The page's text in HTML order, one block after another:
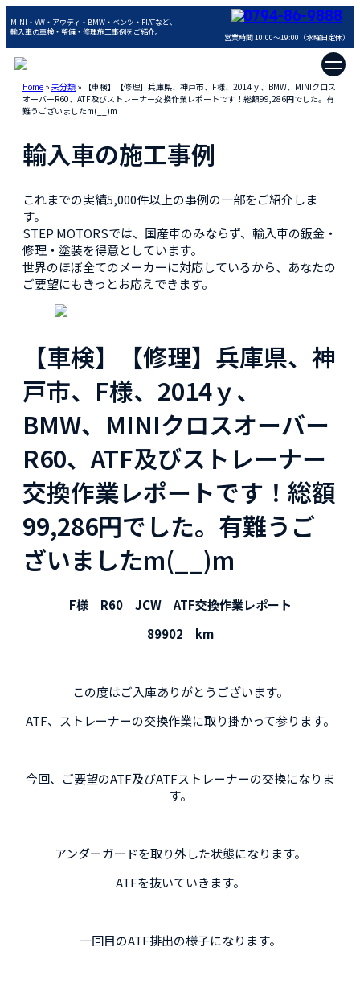
MINI・VW・アウディ・BMW・ベンツ・FIATなど、
輸入車の車検・整備・修理施工事例をご紹介。
0794-86-9888
営業時間 10:00～19:00（水曜日定休）
Home » 未分類 » 【車検】【修理】兵庫県、神戸市、F様、2014ｙ、BMW、MINIクロス
オーバーR60、ATF及びストレーナー交換作業レポートです！総額99,286円でした。有
難うございましたm(__)m
輸入車の施工事例
これまでの実績5,000件以上の事例の一部をご紹介しま
す。
STEP MOTORSでは、国産車のみならず、輸入車の鈑金・
修理・塗装を得意としています。
世界のほぼ全てのメーカーに対応しているから、あなたの
ご要望にもきっとお応えできます。
【車検】【修理】兵庫県、神
戸市、F様、2014ｙ、
BMW、MINIクロスオーバー
R60、ATF及びストレーナー
交換作業レポートです！総額
99,286円でした。有難うご
ざいましたm(__)m
F様 R60 JCW ATF交換作業レポート
89902 km
この度はご入庫ありがとうございます。
ATF、ストレーナーの交換作業に取り掛かって参ります。
今回、ご要望のATF及びATFストレーナーの交換になりま
す。
アンダーガードを取り外した状態になります。
ATFを抜いていきます。
一回目のATF排出の様子になります。